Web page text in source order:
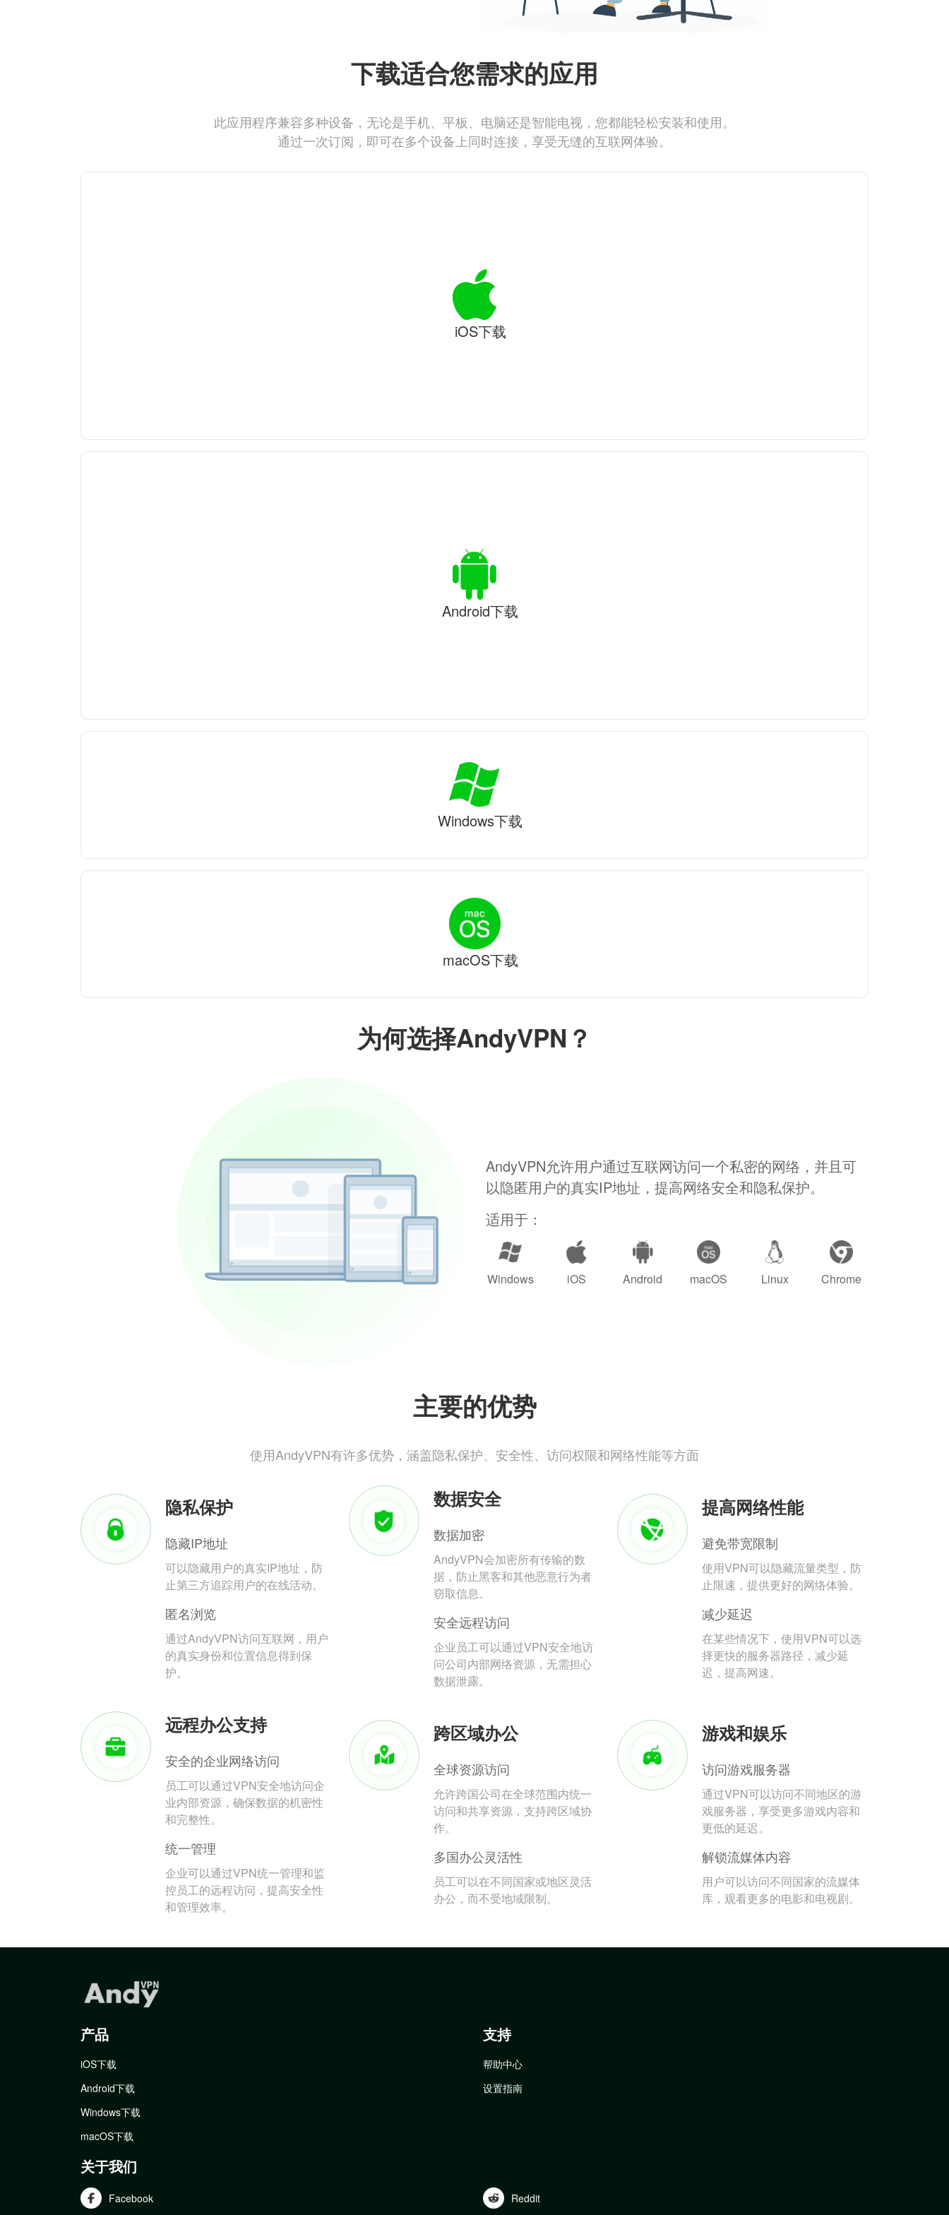
为何选择AndyVPN？
AndyVPN允许用户通过互联网访问一个私密的网络，并且可
以隐匿用户的真实IP地址，提高网络安全和隐私保护。
适用于：
Windows iOS Android macOS Linux Chrome
主要的优势
使用AndyVPN有许多优势，涵盖隐私保护、安全性、访问权限和网络性能等方面
隐私保护
隐藏IP地址
可以隐藏用户的真实IP地址，防
止第三方追踪用户的在线活动。
匿名浏览
通过AndyVPN访问互联网，用户
的真实身份和位置信息得到保
护。
数据安全
数据加密
AndyVPN会加密所有传输的数
据，防止黑客和其他恶意行为者
窃取信息。
安全远程访问
企业员工可以通过VPN安全地访
问公司内部网络资源，无需担心
数据泄露。
提高网络性能
避免带宽限制
使用VPN可以隐藏流量类型，防
止限速，提供更好的网络体验。
减少延迟
在某些情况下，使用VPN可以选
择更快的服务器路径，减少延
迟，提高网速。
远程办公支持
安全的企业网络访问
员工可以通过VPN安全地访问企
业内部资源，确保数据的机密性
和完整性。
统一管理
企业可以通过VPN统一管理和监
控员工的远程访问，提高安全性
和管理效率。
跨区域办公
全球资源访问
允许跨国公司在全球范围内统一
访问和共享资源，支持跨区域协
作。
多国办公灵活性
员工可以在不同国家或地区灵活
办公，而不受地域限制。
游戏和娱乐
访问游戏服务器
通过VPN可以访问不同地区的游
戏服务器，享受更多游戏内容和
更低的延迟。
解锁流媒体内容
用户可以访问不同国家的流媒体
库，观看更多的电影和电视剧。
下载适合您需求的应用
此应用程序兼容多种设备，无论是手机、平板、电脑还是智能电视，您都能轻松安装和使用。
通过一次订阅，即可在多个设备上同时连接，享受无缝的互联网体验。
iOS下载
Android下载
Windows下载
macOS下载
产品
iOS下载
Android下载
Windows下载
macOS下载
支持
帮助中心
设置指南
关于我们
Facebook Reddit